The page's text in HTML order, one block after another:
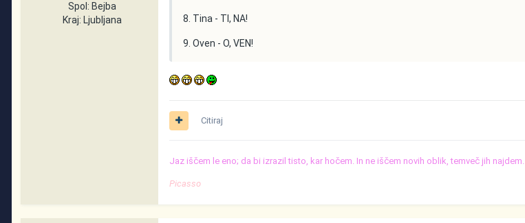
Spol: Bejba
Kraj: Ljubljana 8. Tina - TI, NA!
9. Oven - O, VEN!
Citiraj
Jaz iščem le eno; da bi izrazil tisto, kar hočem. In ne iščem novih oblik, temveč jih najdem.
Picasso